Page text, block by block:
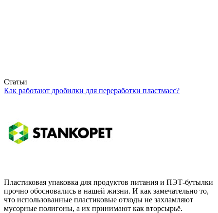
Статьи
Как работают дробилки для переработки пластмасс?
Пластиковая упаковка для продуктов питания и ПЭТ-бутылки
прочно обосновались в нашей жизни. И как замечательно то,
что использованные пластиковые отходы не захламляют
мусорные полигоны, а их принимают как вторсырьё.